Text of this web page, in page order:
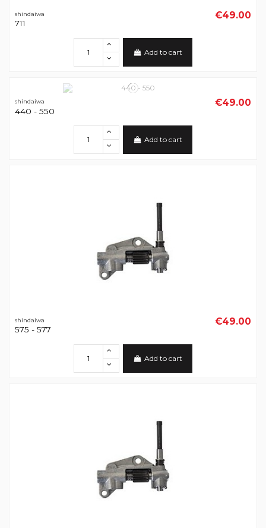
shindaiwa
711
€49.00
Add to cart
shindaiwa
440 - 550
€49.00
Add to cart
shindaiwa
575 - 577
€49.00
Add to cart